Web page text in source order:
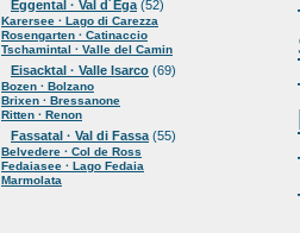
Eggental · Val d´Ega (52)
Karersee · Lago di Carezza
Rosengarten · Catinaccio
Tschamintal · Valle del Camin
Eisacktal · Valle Isarco (69)
Bozen · Bolzano
Brixen · Bressanone
Ritten · Renon
Fassatal · Val di Fassa (55)
Belvedere · Col de Ross
Fedaiasee · Lago Fedaia
Marmolata